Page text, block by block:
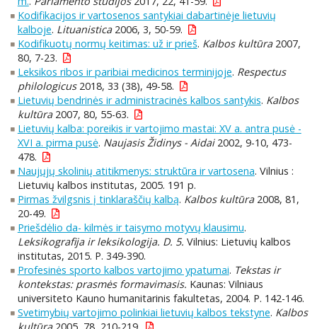
Kodifikacijos ir vartosenos santykiai dabartinėje lietuvių
kalboje. Lituanistica2006, 3, 50-59.
Kodifikuotų normų keitimas: už ir prieš. Kalbos kultūra2007,
80, 7-23.
Leksikos ribos ir paribiai medicinos terminijoje. Respectus
philologicus2018, 33 (38), 49-58.
Lietuvių bendrinės ir administracinės kalbos santykis. Kalbos
kultūra2007, 80, 55-63.
Lietuvių kalba: poreikis ir vartojimo mastai: XV a. antra pusė -
XVI a. pirma pusė. Naujasis Židinys - Aidai2002, 9-10, 473-
478.
Naujųjų skolinių atitikmenys: struktūra ir vartosena. Vilnius :
Lietuvių kalbos institutas, 2005. 191 p.
Pirmas žvilgsnis į tinklaraščių kalbą. Kalbos kultūra2008, 81,
20-49.
Priešdėlio da- kilmės ir taisymo motyvų klausimu.
Leksikografija ir leksikologija. D. 5. Vilnius: Lietuvių kalbos
institutas, 2015. P. 349-390.
Profesinės sporto kalbos vartojimo ypatumai. Tekstas ir
kontekstas: prasmės formavimasis. Kaunas: Vilniaus
universiteto Kauno humanitarinis fakultetas, 2004. P. 142-146.
Svetimybių vartojimo polinkiai lietuvių kalbos tekstyne. Kalbos